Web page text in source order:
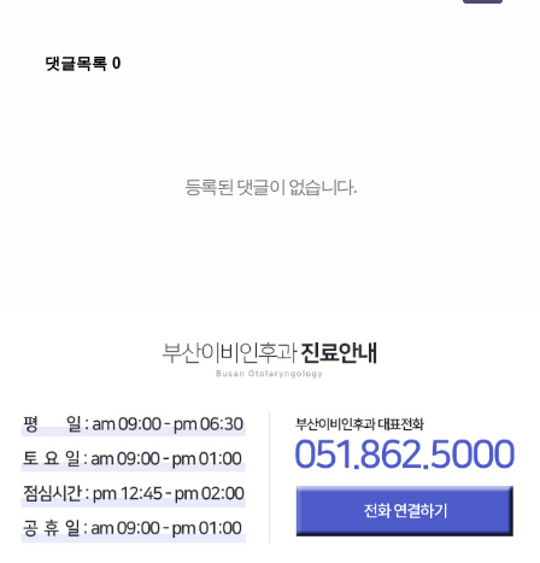
댓글목록0
등록된 댓글이 없습니다.